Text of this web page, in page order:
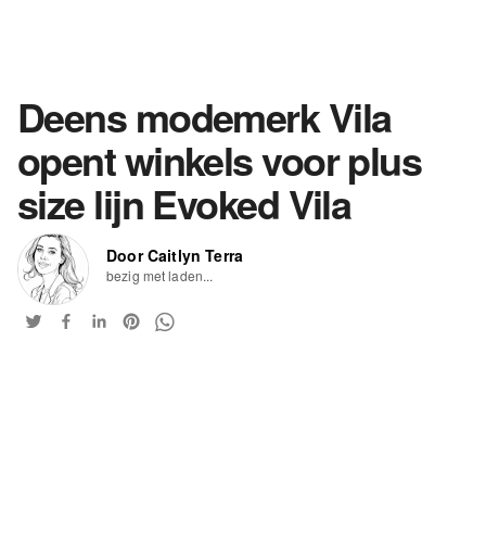
Deens modemerk Vila
opent winkels voor plus
size lijn Evoked Vila
Door Caitlyn Terra
bezig met laden...